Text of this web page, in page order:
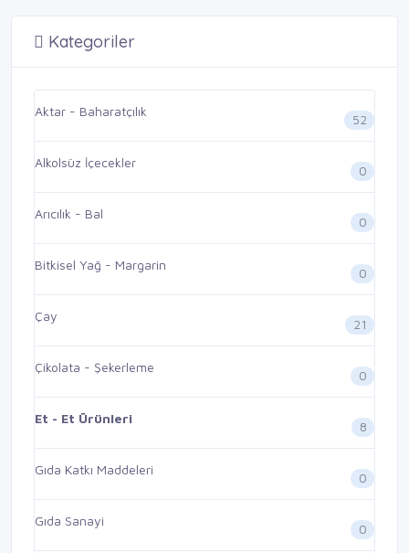
Kategoriler
Aktar - Baharatçılık
52
Alkolsüz İçecekler
0
Arıcılık - Bal
0
Bitkisel Yağ - Margarin
0
Çay
21
Çikolata - Şekerleme
0
Et - Et Ürünleri
8
Gıda Katkı Maddeleri
0
Gıda Sanayi
0